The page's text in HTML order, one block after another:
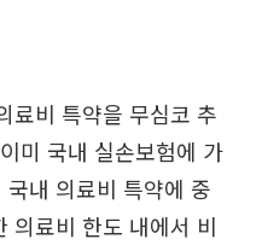
료비 특약을 무심코 추
미 국내 실손보험에 가
내 의료비 특약에 중
의료비 한도 내에서 비